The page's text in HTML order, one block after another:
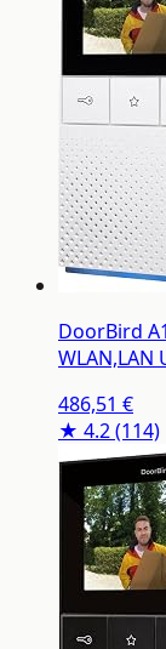
DoorBird
486,51 €
★ 4.2(114)